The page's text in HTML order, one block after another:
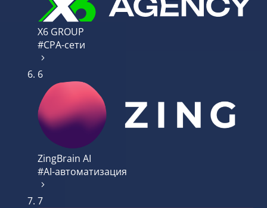
X6 GROUP
#CPA-сети
6
ZingBrain AI
#AI-автоматизация
7